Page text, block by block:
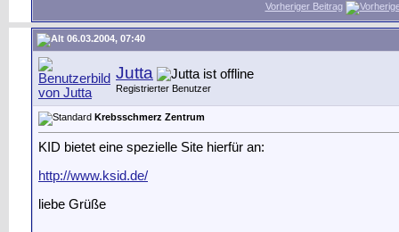
Vorheriger Beitrag
06.03.2004, 07:40
Jutta
Registrierter Benutzer
Krebsschmerz Zentrum
KID bietet eine spezielle Site hierfür an:
http://www.ksid.de/
liebe Grüße